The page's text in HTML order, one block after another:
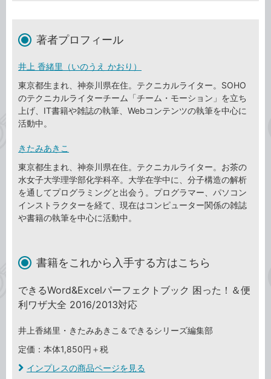
著者プロフィール
井上 香緒里（いのうえ かおり）
東京都生まれ、神奈川県在住。テクニカルライター。SOHO
のテクニカルライターチーム「チーム・モーション」を立ち
上げ、IT書籍や雑誌の執筆、Webコンテンツの執筆を中心に
活動中。
きたみあきこ
東京都生まれ、神奈川県在住。テクニカルライター。お茶の
水女子大学理学部化学科卒。大学在学中に、分子構造の解析
を通してプログラミングと出会う。プログラマー、パソコン
インストラクターを経て、現在はコンピューター関係の雑誌
や書籍の執筆を中心に活動中。
書籍をこれから入手する方はこちら
できるWord&Excelパーフェクトブック 困った！＆便
利ワザ大全 2016/2013対応
井上香緒里・きたみあきこ＆できるシリーズ編集部
定価：本体1,850円＋税
インプレスの商品ページを見る